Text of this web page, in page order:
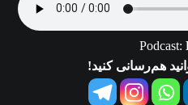
Podcast:
هم‌رسانی کنید!